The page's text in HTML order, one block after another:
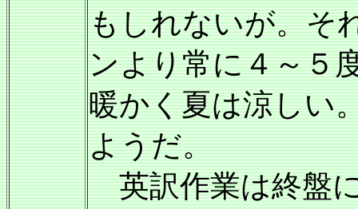
もしれないが。そ
ンより常に４～５
暖かく夏は涼しい
ようだ。
英訳作業は終盤